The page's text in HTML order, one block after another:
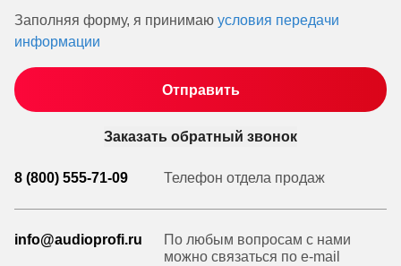
Заполняя форму, я принимаю условия передачи
информации
Заказать обратный звонок
8 (800) 555-71-09 Телефон отдела продаж
info@audioprofi.ru
По любым вопросам с нами
можно связаться по e-mail